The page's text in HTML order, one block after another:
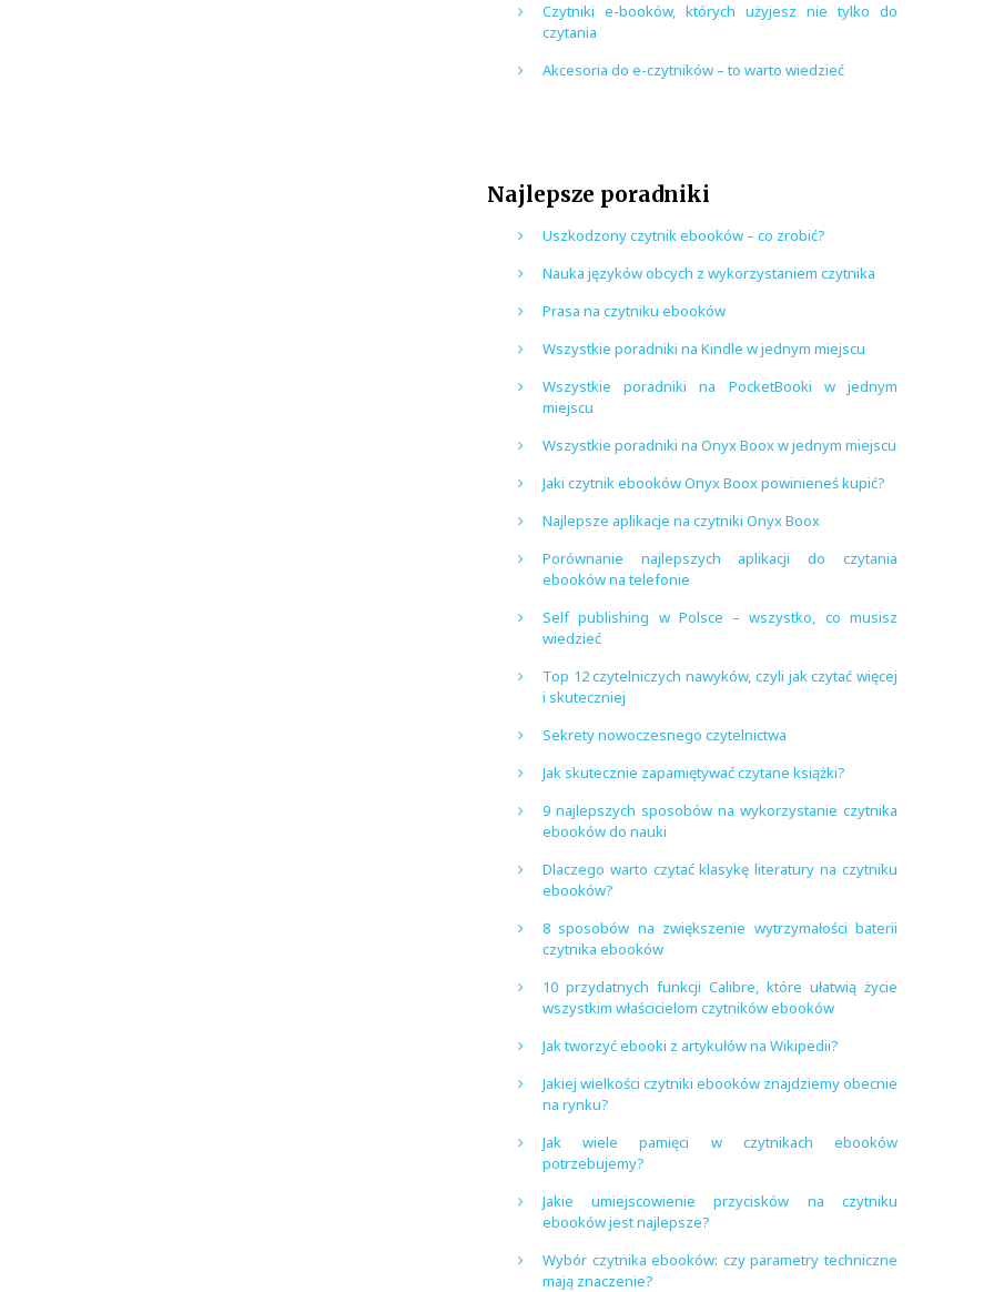
Czytniki e-booków, których użyjesz nie tylko do
czytania
Akcesoria do e-czytników – to warto wiedzieć
Najlepsze poradniki
Uszkodzony czytnik ebooków – co zrobić?
Nauka języków obcych z wykorzystaniem czytnika
Prasa na czytniku ebooków
Wszystkie poradniki na Kindle w jednym miejscu
Wszystkie poradniki na PocketBooki w jednym
miejscu
Wszystkie poradniki na Onyx Boox w jednym miejscu
Jaki czytnik ebooków Onyx Boox powinieneś kupić?
Najlepsze aplikacje na czytniki Onyx Boox
Porównanie najlepszych aplikacji do czytania
ebooków na telefonie
Self publishing w Polsce – wszystko, co musisz
wiedzieć
Top 12 czytelniczych nawyków, czyli jak czytać więcej
i skuteczniej
Sekrety nowoczesnego czytelnictwa
Jak skutecznie zapamiętywać czytane książki?
9 najlepszych sposobów na wykorzystanie czytnika
ebooków do nauki
Dlaczego warto czytać klasykę literatury na czytniku
ebooków?
8 sposobów na zwiększenie wytrzymałości baterii
czytnika ebooków
10 przydatnych funkcji Calibre, które ułatwią życie
wszystkim właścicielom czytników ebooków
Jak tworzyć ebooki z artykułów na Wikipedii?
Jakiej wielkości czytniki ebooków znajdziemy obecnie
na rynku?
Jak wiele pamięci w czytnikach ebooków
potrzebujemy?
Jakie umiejscowienie przycisków na czytniku
ebooków jest najlepsze?
Wybór czytnika ebooków: czy parametry techniczne
mają znaczenie?